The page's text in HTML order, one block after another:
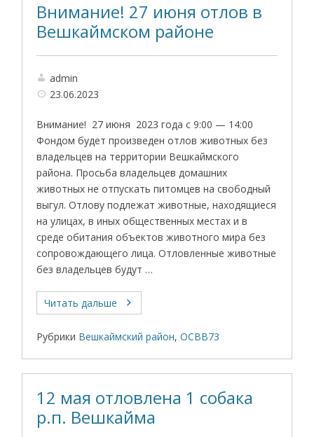
Внимание! 27 июня отлов в
Вешкаймском районе
admin
23.06.2023
Внимание! 27 июня 2023 года с 9:00 — 14:00
Фондом будет произведен отлов животных без
владельцев на территории Вешкаймского
района. Просьба владельцев домашних
животных не отпускать питомцев на свободный
выгул. Отлову подлежат животные, находящиеся
на улицах, в иных общественных местах и в
среде обитания объектов животного мира без
сопровождающего лица. Отловленные животные
без владельцев будут …
Читать дальше
Рубрики Вешкаймский район,ОСВВ73
12 мая отловлена 1 собака
р.п. Вешкайма